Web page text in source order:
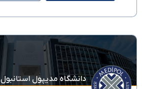
دانشگاه مدیپول استانبول